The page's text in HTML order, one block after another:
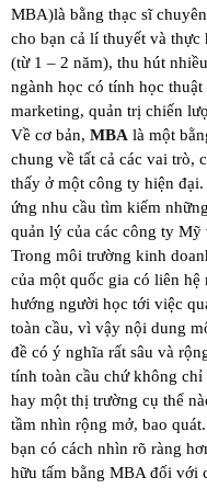
MBA)là bằng thạc sĩ
cho bạn cả lí thuyết và
(từ 1 – 2 năm), thu hút
ngành học có tính học
marketing, quản trị chiến
Về cơ bản, MBA là một
chung về tất cả các vai trò,
thấy ở một công ty hiện đại.
ứng nhu cầu tìm kiếm
quản lý của các công ty
Trong môi trường kinh
của một quốc gia có liên
hướng người học tới việc
toàn cầu, vì vậy nội dung
đề có ý nghĩa rất sâu và
tính toàn cầu chứ không
hay một thị trường cụ thể
tầm nhìn rộng mở, bao
bạn có cách nhìn rõ ràng
hữu tấm bằng MBA đối với